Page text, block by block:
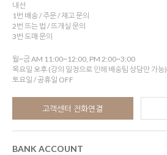
내선
1번 배송 / 주문 / 재고 문의
2번 뜨는 법 / 뜨개실 문의
3번 도매 문의
월~금 AM 11:00~12:00, PM 2:00~3:00
목요일 오후 (강의 일정으로 인해 배송팀 상담만 가능)
토요일 / 공휴일 OFF
고객센터 전화연결
BANK ACCOUNT